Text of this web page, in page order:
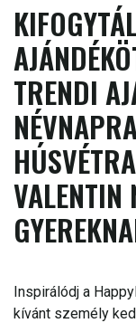
TRENDI
VALENTIN
Inspirálódj a
kívánt személy